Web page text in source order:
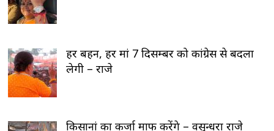
हर बहन, हर मां 7 दिसम्बर को कांग्रेस से बदला
लेगी – राजे
किसानां का कर्जा माफ करेंगे – वसुन्धरा राजे